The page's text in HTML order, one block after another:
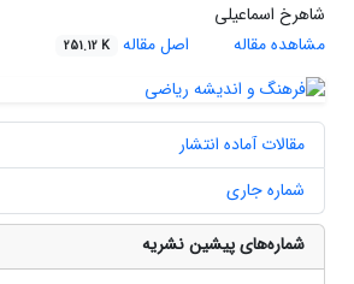
شاهرخ اسماعیلی
مشاهده مقاله
اصل مقاله 251.12 K
مقالات آماده انتشار
شماره جاری
شماره‌های پیشین نشریه